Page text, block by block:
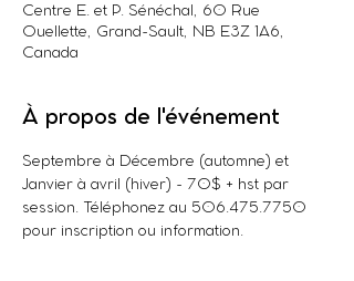
Centre E. et P. Sénéchal, 60 Rue
Ouellette, Grand-Sault, NB E3Z 1A6,
Canada
À propos de l'événement
Septembre à Décembre (automne) et
Janvier à avril (hiver) - 70$ + hst par
session. Téléphonez au 506.475.7750
pour inscription ou information.